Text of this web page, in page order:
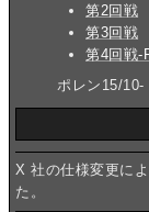
第2回戦
第3回戦
第4回戦-
ポレン15/10-
X 社の仕様変更に
た。